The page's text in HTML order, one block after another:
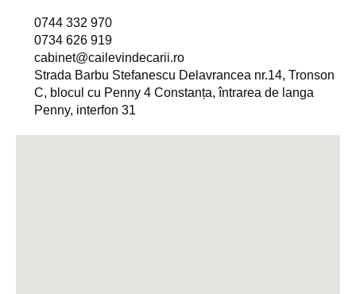
0744 332 970
0734 626 919
cabinet@cailevindecarii.ro
Strada Barbu Stefanescu Delavrancea nr.14, Tronson
C, blocul cu Penny 4 Constanța, întrarea de langa
Penny, interfon 31